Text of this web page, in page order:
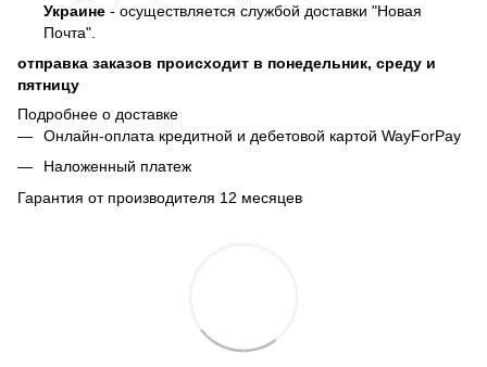
Украине - осуществляется службой доставки "Новая
Почта".
отправка заказов происходит в понедельник, среду и
пятницу
Подробнее о доставке
Онлайн-оплата кредитной и дебетовой картой WayForPay
Наложенный платеж
Гарантия от производителя 12 месяцев